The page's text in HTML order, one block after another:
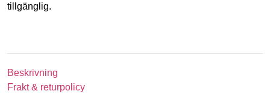
tillgänglig.
Beskrivning
Frakt & returpolicy